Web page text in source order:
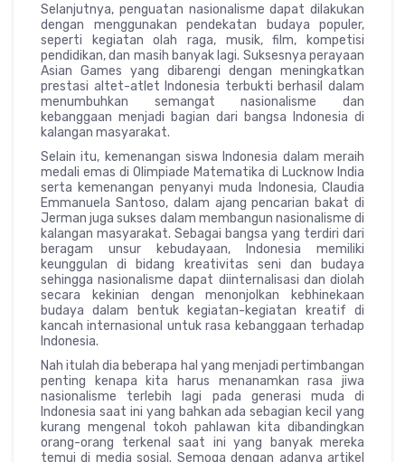
Selanjutnya, penguatan nasionalisme dapat dilakukan
dengan menggunakan pendekatan budaya populer,
seperti kegiatan olah raga, musik, film, kompetisi
pendidikan, dan masih banyak lagi. Suksesnya perayaan
Asian Games yang dibarengi dengan meningkatkan
prestasi altet-atlet Indonesia terbukti berhasil dalam
menumbuhkan semangat nasionalisme dan
kebanggaan menjadi bagian dari bangsa Indonesia di
kalangan masyarakat.
Selain itu, kemenangan siswa Indonesia dalam meraih
medali emas di Olimpiade Matematika di Lucknow India
serta kemenangan penyanyi muda Indonesia, Claudia
Emmanuela Santoso, dalam ajang pencarian bakat di
Jerman juga sukses dalam membangun nasionalisme di
kalangan masyarakat. Sebagai bangsa yang terdiri dari
beragam unsur kebudayaan, Indonesia memiliki
keunggulan di bidang kreativitas seni dan budaya
sehingga nasionalisme dapat diinternalisasi dan diolah
secara kekinian dengan menonjolkan kebhinekaan
budaya dalam bentuk kegiatan-kegiatan kreatif di
kancah internasional untuk rasa kebanggaan terhadap
Indonesia.
Nah itulah dia beberapa hal yang menjadi pertimbangan
penting kenapa kita harus menanamkan rasa jiwa
nasionalisme terlebih lagi pada generasi muda di
Indonesia saat ini yang bahkan ada sebagian kecil yang
kurang mengenal tokoh pahlawan kita dibandingkan
orang-orang terkenal saat ini yang banyak mereka
temui di media sosial. Semoga dengan adanya artikel